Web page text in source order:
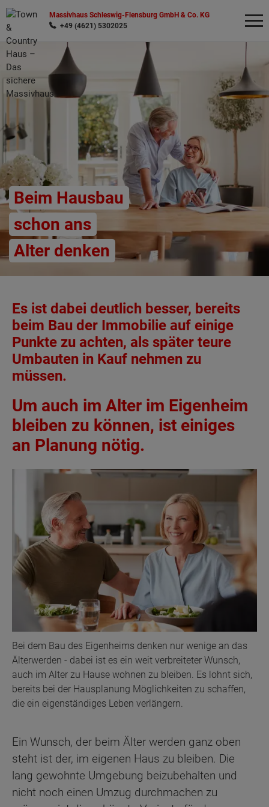
Massivhaus Schleswig-Flensburg GmbH & Co. KG
+49 (4621) 5302025
Beim Hausbau
schon ans
Alter denken
Es ist dabei deutlich besser, bereits
beim Bau der Immobilie auf einige
Punkte zu achten, als später teure
Umbauten in Kauf nehmen zu
müssen.
Um auch im Alter im Eigenheim
bleiben zu können, ist einiges
an Planung nötig.
Bei dem Bau des Eigenheims denken nur wenige an das
Älterwerden - dabei ist es ein weit verbreiteter Wunsch,
auch im Alter zu Hause wohnen zu bleiben. Es lohnt sich,
bereits bei der Hausplanung Möglichkeiten zu schaffen,
die ein eigenständiges Leben verlängern.
Ein Wunsch, der beim Älter werden ganz oben
steht ist der, im eigenen Haus zu bleiben. Die
lang gewohnte Umgebung beizubehalten und
nicht noch einen Umzug durchmachen zu
Wonach möchten Sie suchen?